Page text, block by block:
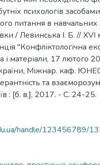
психологів
питання в навчальних
/ Левинська І. Б. //
"Конфліктологічна
матеріали, 17 лютого
Міжнар. каф.
та
: [б. в.], 2017. - С. 24-25.
handle/123456789/